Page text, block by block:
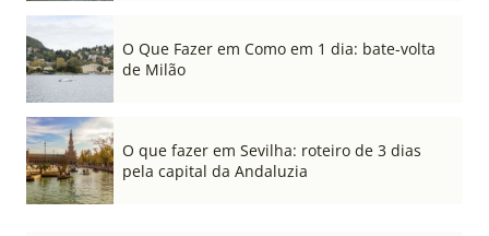
O Que Fazer em Como em 1 dia: bate-volta
de Milão
O que fazer em Sevilha: roteiro de 3 dias
pela capital da Andaluzia